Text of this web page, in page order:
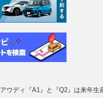
アウディ『A1』と『Q2』は来年